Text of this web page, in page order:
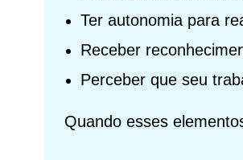
Ter autonomia para
Receber
Perceber que seu
Quando esses